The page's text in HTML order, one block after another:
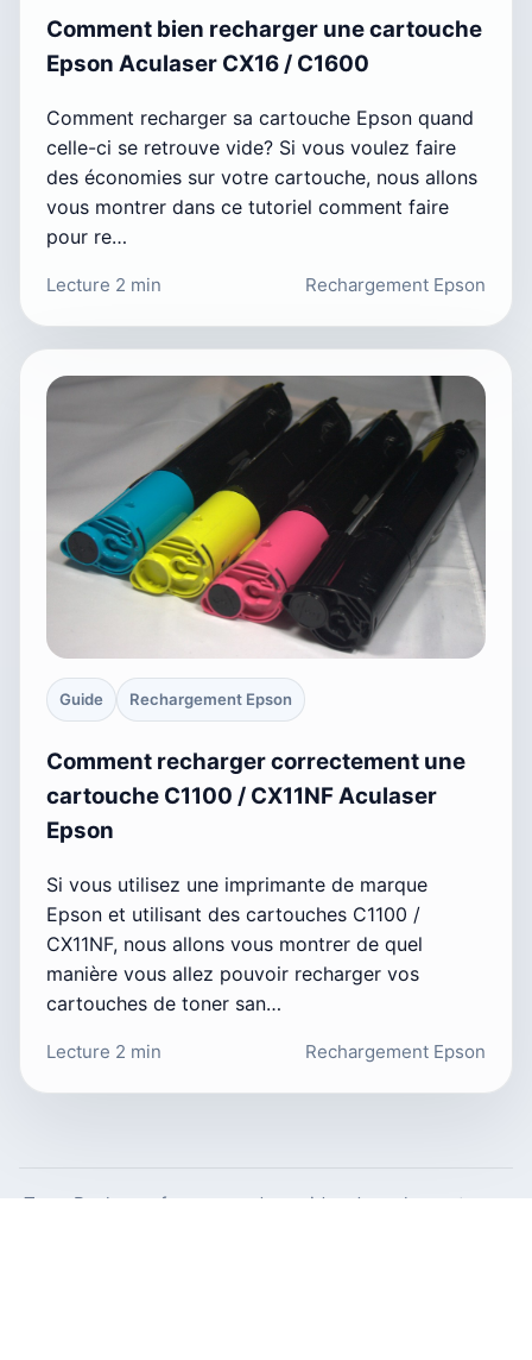
Comment bien recharger une cartouche
Epson Aculaser CX16 / C1600
Comment recharger sa cartouche Epson quand
celle-ci se retrouve vide? Si vous voulez faire
des économies sur votre cartouche, nous allons
vous montrer dans ce tutoriel comment faire
pour re…
Lecture 2 min Rechargement Epson
Guide Rechargement Epson
Comment recharger correctement une
cartouche C1100 / CX11NF Aculaser
Epson
Si vous utilisez une imprimante de marque
Epson et utilisant des cartouches C1100 /
CX11NF, nous allons vous montrer de quel
manière vous allez pouvoir recharger vos
cartouches de toner san…
Lecture 2 min Rechargement Epson
TonerRecharge.fr propose des guides de recharge toner,